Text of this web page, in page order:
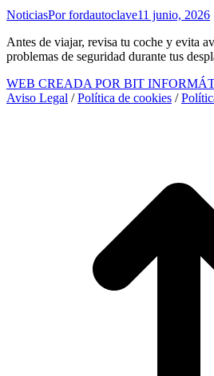
NoticiasPorfordautoclave11 junio, 2026
Antes de viajar, revisa tu coche y evita
problemas de seguridad durante tus
WEB CREADA POR BIT
Aviso Legal /Política de cookies /